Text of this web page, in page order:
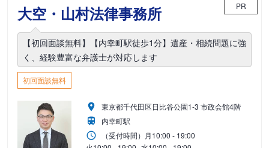
大空・山村法律事務所 PR
【初回面談無料】【内幸町駅徒歩1分】遺産・相続問題に強
く、経験豊富な弁護士が対応します
初回面談無料
東京都千代田区日比谷公園1-3 市政会館4階
内幸町駅
（受付時間） 月10:00 - 19:00